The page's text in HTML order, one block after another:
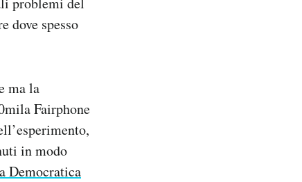
dove spesso
ma la
Fairphone
in modo
Democratica